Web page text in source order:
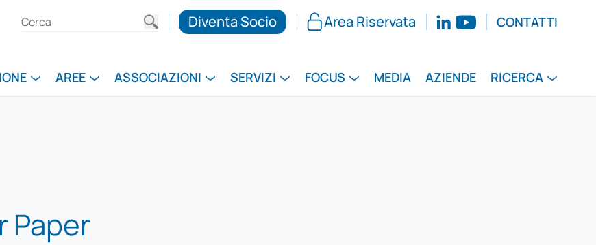
Diventa Socio Area Riservata CONTATTI
AREE ASSOCIAZIONI SERVIZI FOCUS MEDIA AZIENDE RICERCA
Paper